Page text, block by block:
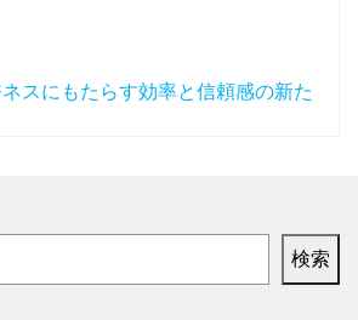
スにもたらす効率と信頼感の新た
検索